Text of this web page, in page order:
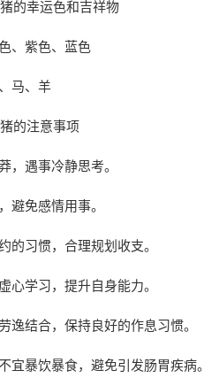
的幸运色和吉祥物
、紫色、蓝色
马、羊
的注意事项
，遇事冷静思考。
避免感情用事。
的习惯，合理规划收支。
心学习，提升自身能力。
逸结合，保持良好的作息习惯。
宜暴饮暴食，避免引发肠胃疾病。